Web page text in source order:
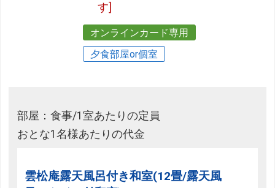
す]
オンラインカード専用
夕食部屋or個室
部屋：食事/1室あたりの定員
おとな1名様あたりの代金
雲松庵露天風呂付き和室(12畳/露天風